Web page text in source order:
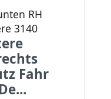
RH
3140
Fahr